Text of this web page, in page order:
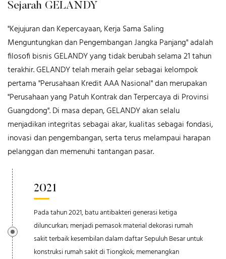
Sejarah GELANDY
"Kejujuran dan Kepercayaan, Kerja Sama Saling
Menguntungkan dan Pengembangan Jangka Panjang" adalah
filosofi bisnis GELANDY yang tidak berubah selama 21 tahun
terakhir. GELANDY telah meraih gelar sebagai kelompok
pertama "Perusahaan Kredit AAA Nasional" dan merupakan
"Perusahaan yang Patuh Kontrak dan Terpercaya di Provinsi
Guangdong". Di masa depan, GELANDY akan selalu
menjadikan integritas sebagai akar, kualitas sebagai fondasi,
inovasi dan pengembangan, serta terus melampaui harapan
pelanggan dan memenuhi tantangan pasar.
2021
Pada tahun 2021, batu antibakteri generasi ketiga
diluncurkan; menjadi pemasok material dekorasi rumah
sakit terbaik kesembilan dalam daftar Sepuluh Besar untuk
konstruksi rumah sakit di Tiongkok; memenangkan